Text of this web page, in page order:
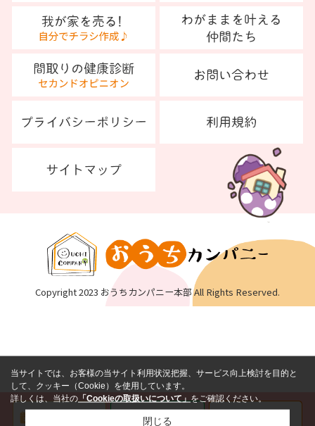
Copyright 2023 おうちカンパニー本部 All Rights Reserved.
当サイトでは、お客様の当サイト利用状況把握、サービス向上検討を目的と
して、クッキー（Cookie）を使用しています。
詳しくは、当社の 「Cookieの取扱いについて」をご確認ください。
閉じる